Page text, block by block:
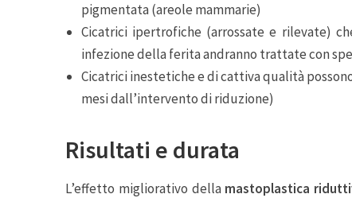
pigmentata (areole mammarie)
Cicatrici ipertrofiche (arrossate e rilevate)
infezione della ferita andranno trattate con
Cicatrici inestetiche e di cattiva qualità
mesi dall’intervento di riduzione)
Risultati e durata
L’effetto migliorativo della mastoplastica